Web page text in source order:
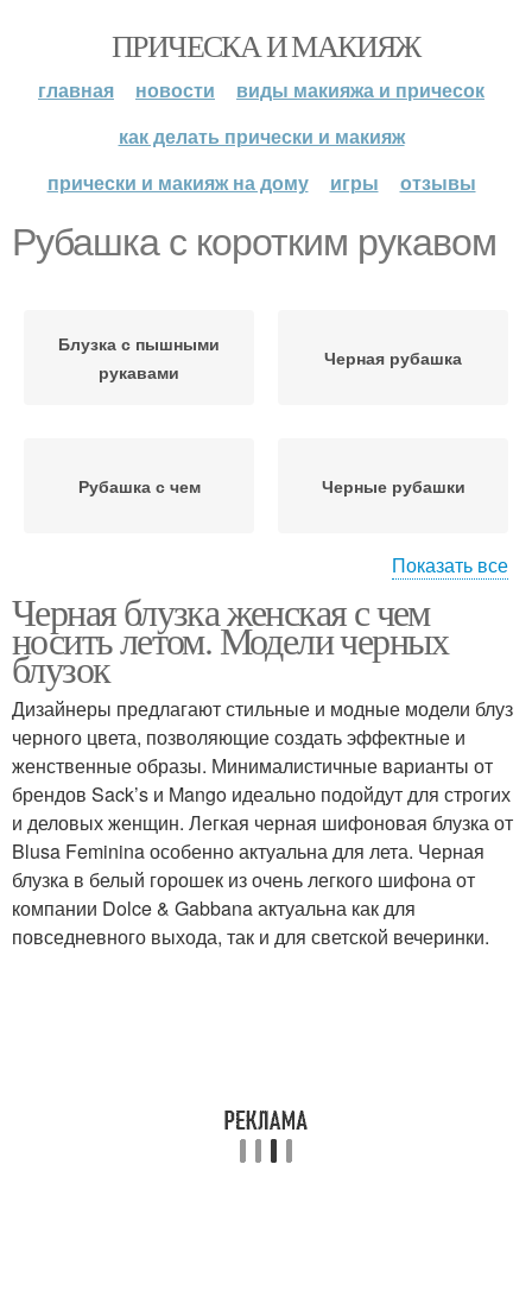
ПРИЧЕСКА И МАКИЯЖ
главная новости
виды макияжа и причесок
как делать прически и макияж
прически и макияж на дому
игры отзывы
Рубашка с коротким рукавом
Блузка с пышными
рукавами
Черная рубашка
Рубашка с чем Черные рубашки
Приталенная рубашка Удлиненные рубашки
Джинсовая рубашка Рубашка без рукавов
Женская рубашка
Показать все
Черная блузка женская с чем
носить летом. Модели черных
блузок
Дизайнеры предлагают стильные и модные модели блуз
черного цвета, позволяющие создать эффектные и
женственные образы. Минималистичные варианты от
брендов Sack’s и Mango идеально подойдут для строгих
и деловых женщин. Легкая черная шифоновая блузка от
Blusa Feminina особенно актуальна для лета. Черная
блузка в белый горошек из очень легкого шифона от
компании Dolce & Gabbana актуальна как для
повседневного выхода, так и для светской вечеринки.